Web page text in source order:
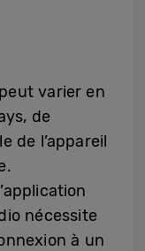
varier en
de
de l’appareil
nécessite
à un